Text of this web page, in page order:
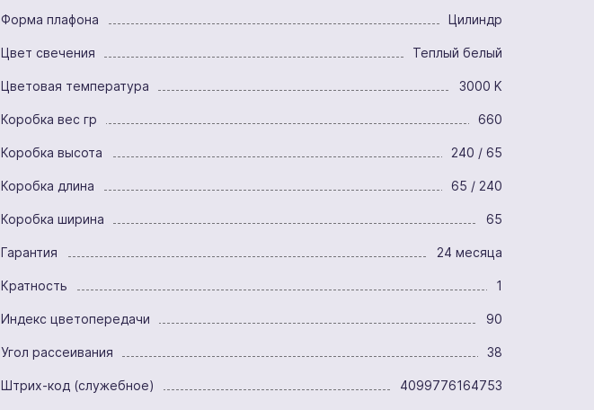
Форма плафона Цилиндр
Цвет свечения Теплый белый
Цветовая температура 3000 K
Коробка вес гр 660
Коробка высота 240 / 65
Коробка длина 65 / 240
Коробка ширина 65
Гарантия 24 месяца
Кратность 1
Индекс цветопередачи 90
Угол рассеивания 38
Штрих-код (служебное) 4099776164753